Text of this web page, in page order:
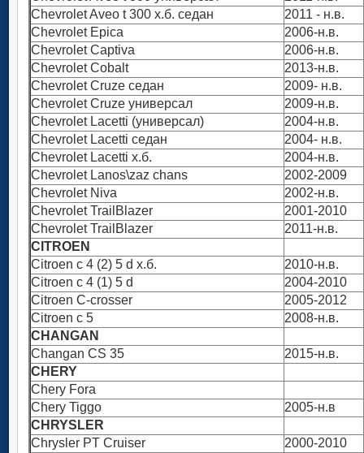
Сhevrolet Aveo t 300 х.б. седан
2011 - н.в.
Chevrolet Epica
2006-н.в.
Сhevrolet Captiva
2006-н.в.
Chevrolet Cobalt
2013-н.в.
Сhevrolet Cruze седан
2009- н.в.
Сhevrolet Cruze универсал
2009-н.в.
Сhevrolet Lacetti (универсал)
2004-н.в.
Сhevrolet Lacetti седан
2004- н.в.
Сhevrolet Lacetti х.б.
2004-н.в.
Сhevrolet Lanos\zaz chans
2002-2009
Сhevrolet Niva
2002-н.в.
Chevrolet TrailBlazer
2001-2010
Chevrolet TrailBlazer
2011-н.в.
CITROEN
Citroen c 4 (2) 5 d х.б.
2010-н.в.
Citroen c 4 (1) 5 d
2004-2010
Citroen C-crosser
2005-2012
Citroen c 5
2008-н.в.
CHANGAN
Changan CS 35
2015-н.в.
CHERY
Chery Fora
Chery Tiggo
2005-н.в
CHRYSLER
Chrysler PT Cruiser
2000-2010